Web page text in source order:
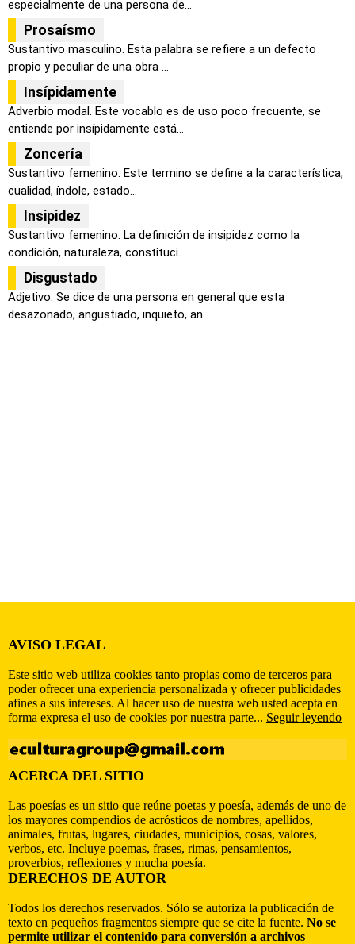
especialmente de una persona de...
Prosaísmo
Sustantivo masculino. Esta palabra se refiere a un defecto
propio y peculiar de una obra ...
Insípidamente
Adverbio modal. Este vocablo es de uso poco frecuente, se
entiende por insípidamente está...
Zoncería
Sustantivo femenino. Este termino se define a la característica,
cualidad, índole, estado...
Insipidez
Sustantivo femenino. La definición de insipidez como la
condición, naturaleza, constituci...
Disgustado
Adjetivo. Se dice de una persona en general que esta
desazonado, angustiado, inquieto, an...
AVISO LEGAL
Este sitio web utiliza cookies tanto propias como de terceros para
poder ofrecer una experiencia personalizada y ofrecer publicidades
afines a sus intereses. Al hacer uso de nuestra web usted acepta en
forma expresa el uso de cookies por nuestra parte... Seguir leyendo
ACERCA DEL SITIO
Las poesías es un sitio que reúne poetas y poesía, además de uno de
los mayores compendios de acrósticos de nombres, apellidos,
animales, frutas, lugares, ciudades, municipios, cosas, valores,
verbos, etc. Incluye poemas, frases, rimas, pensamientos,
proverbios, reflexiones y mucha poesía.
DERECHOS DE AUTOR
Todos los derechos reservados. Sólo se autoriza la publicación de
texto en pequeños fragmentos siempre que se cite la fuente. No se
permite utilizar el contenido para conversión a archivos